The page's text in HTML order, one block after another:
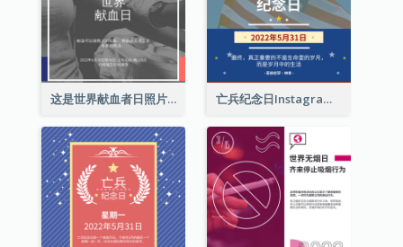
这是世界献血者日照片Instagram帖子 亡兵纪念日Instagram帖子(附名言引用)